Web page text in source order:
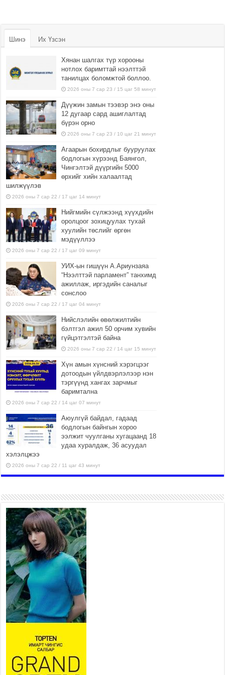
Шинэ Их Үзсэн
Хянан шалгах түр хорооны
нотлох баримттай нээлттэй
танилцах боломжтой боллоо.
2026 оны 7 сар 23 / 15 цаг 58 минут
Дүүжин замын тээвэр энэ оны
12 дугаар сард ашиглалтад
бүрэн орно
2026 оны 7 сар 23 / 10 цаг 21 минут
Агаарын бохирдлыг бууруулах
бодлогын хүрээнд Баянгол,
Чингэлтэй дүүргийн 5000
өрхийг хийн халаалтад
шилжүүлэв
2026 оны 7 сар 22 / 17 цаг 14 минут
Нийгмийн сүлжээнд хүүхдийн
оролцоог зохицуулах тухай
хуулийн төслийг өргөн
мэдүүллээ
2026 оны 7 сар 22 / 17 цаг 09 минут
УИХ-ын гишүүн А.Ариунзаяа
“Нээлттэй парламент” танхимд
ажиллаж, иргэдийн саналыг
сонслоо
2026 оны 7 сар 22 / 17 цаг 04 минут
Нийслэлийн өвөлжилтийн
бэлтгэл ажил 50 орчим хувийн
гүйцэтгэлтэй байна
2026 оны 7 сар 22 / 14 цаг 15 минут
Хүн амын хүнсний хэрэгцээг
дотоодын үйлдвэрлэлээр нэн
тэргүүнд хангах зарчмыг
баримтална
2026 оны 7 сар 22 / 14 цаг 07 минут
Аюулгүй байдал, гадаад
бодлогын байнгын хороо
ээлжит чуулганы хугацаанд 18
удаа хуралдаж, 36 асуудал
хэлэлцжээ
2026 оны 7 сар 22 / 11 цаг 43 минут
боломжтой-Хүүхэд хөгжүүлэх
төв” байгуулах төсөлд төр,
хувийн хэвшлийн түншлэлийн хүрээнд хамтран
ажиллахыг урьж байна
2026 оны 7 сар 22 / 9 цаг 28 минут
Б.Пүрэвдагва: “Урт цагаан”-ыг
залуучууд чөлөөт цагаа
өнгөрүүлдэг, жуулчид зорьж
ирдэг цэг болгоно
2026 оны 7 сар 21 / 16 цаг 47 минут
Тусгай замын автобус /BRT/ төслийн удирдах
хорооны ээлжит хуралдаан боллоо
Ерөнхий сайд Н.Учрал БНХАУ-аас Монгол Улсад
суугаа Элчин сайд Шэнь Миньжюанийг хүлээн
авч уулзав
2026 оны 7 сар 21 / 16 цаг 39 минут